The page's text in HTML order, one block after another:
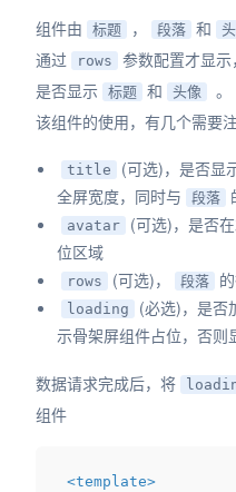
组件由 标题 ， 段落 和
通过
rows 参数配置才显
是否显示 标题 和 头像
。
该组件的使用，有几个需要
title (可选)，是否显
全屏宽度，同时与
段落
avatar (可选)，是否
位区域
rows (可选)， 段落
loading
(必选)，是否
示骨架屏组件占位，否则
数据请求完成后，将
组件
<template>